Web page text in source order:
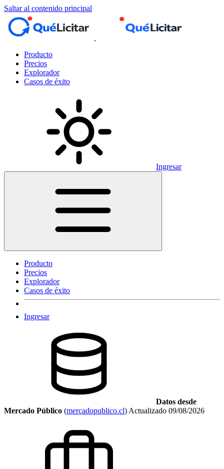
Saltar al contenido principal
Producto
Precios
Explorador
Casos de éxito
Ingresar
Producto
Precios
Explorador
Casos de éxito
Ingresar
Datos desde
Mercado Público (mercadopublico.cl) Actualizado 09/08/2026